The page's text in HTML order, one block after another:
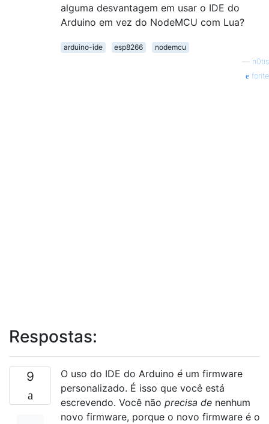
alguma desvantagem em usar o IDE do
Arduino em vez do NodeMCU com Lua?
arduino-ide esp8266
nodemcu
n0tis
fonte
Respostas:
9 O uso do IDE do Arduino é um firmware
personalizado. É isso que você está
escrevendo. Você não precisa de nenhum
novo firmware, porque o novo firmware é o